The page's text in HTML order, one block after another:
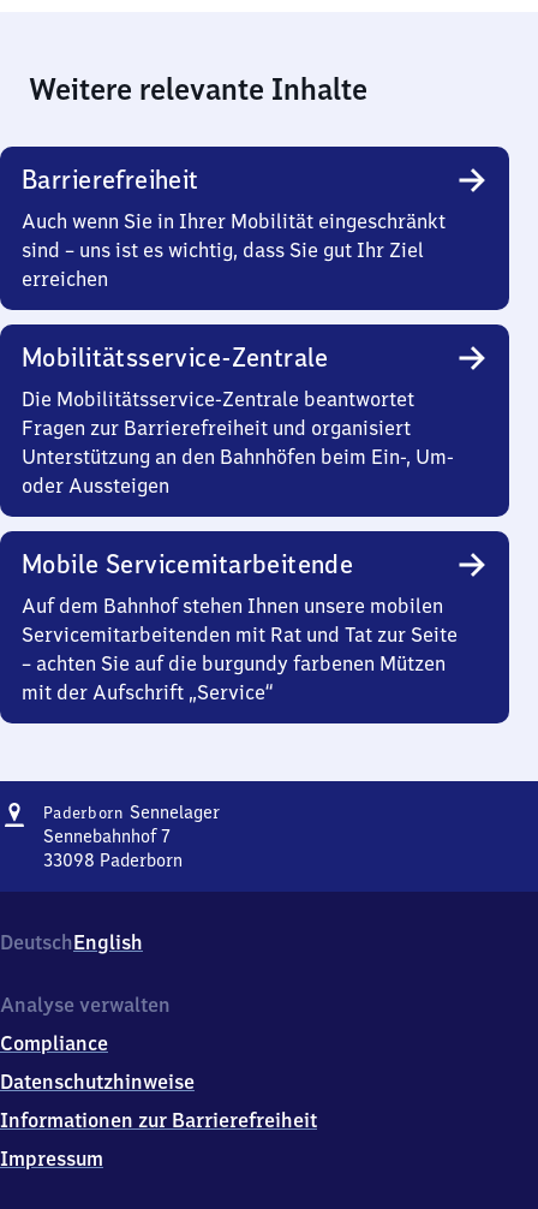
Weitere relevante Inhalte
Barrierefreiheit
Auch wenn Sie in Ihrer Mobilität eingeschränkt
sind – uns ist es wichtig, dass Sie gut Ihr Ziel
erreichen
Mobilitätsservice-Zentrale
Die Mobilitätsservice-Zentrale beantwortet
Fragen zur Barrierefreiheit und organisiert
Unterstützung an den Bahnhöfen beim Ein-, Um-
oder Aussteigen
Mobile Servicemitarbeitende
Auf dem Bahnhof stehen Ihnen unsere mobilen
Servicemitarbeitenden mit Rat und Tat zur Seite
– achten Sie auf die burgundy farbenen Mützen
mit der Aufschrift „Service“
Adresse
Paderborn SennelagerPaderborn-
Sennebahnhof 7
33098 Paderborn
Sennebahnhof
7,
3
9
8
DeutschEnglish
Analyse verwalten
Compliance
Datenschutzhinweise
Informationen zur Barrierefreiheit
Impressum